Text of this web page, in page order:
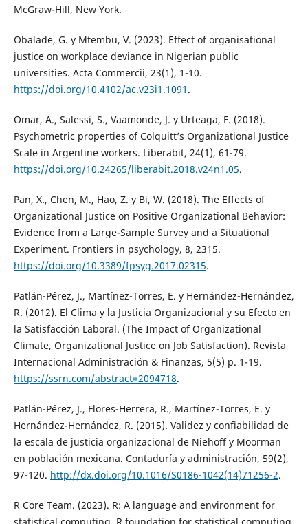
McGraw-Hill, New York.
Obalade, G. y Mtembu, V. (2023). Effect of organisational
justice on workplace deviance in Nigerian public
universities. Acta Commercii, 23(1), 1-10.
https://doi.org/10.4102/ac.v23i1.1091 .
Omar, A., Salessi, S., Vaamonde, J. y Urteaga, F. (2018).
Psychometric properties of Colquitt’s Organizational Justice
Scale in Argentine workers. Liberabit, 24(1), 61-79.
https://doi.org/10.24265/liberabit.2018.v24n1.05.
Pan, X., Chen, M., Hao, Z. y Bi, W. (2018). The Effects of
Organizational Justice on Positive Organizational Behavior:
Evidence from a Large-Sample Survey and a Situational
Experiment. Frontiers in psychology, 8, 2315.
https://doi.org/10.3389/fpsyg.2017.02315.
Patlán-Pérez, J., Martínez-Torres, E. y Hernández-Hernández,
R. (2012). El Clima y la Justicia Organizacional y su Efecto en
la Satisfacción Laboral. (The Impact of Organizational
Climate, Organizational Justice on Job Satisfaction). Revista
Internacional Administración & Finanzas, 5(5) p. 1-19.
https://ssrn.com/abstract=2094718.
Patlán-Pérez, J., Flores-Herrera, R., Martínez-Torres, E. y
Hernández-Hernández, R. (2015). Validez y confiabilidad de
la escala de justicia organizacional de Niehoff y Moorman
en población mexicana. Contaduría y administración, 59(2),
97-120. http://dx.doi.org/10.1016/S0186-1042(14)71256-2.
R Core Team. (2023). R: A language and environment for